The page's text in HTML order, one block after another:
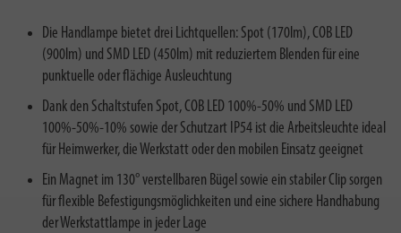
Die Handlampe bietet drei Lichtquellen: Spot (170lm), COB LED
(900lm) und SMD LED (450lm) mit reduziertem Blenden für eine
punktuelle oder flächige Ausleuchtung
Dank den Schaltstufen Spot, COB LED 100%-50% und SMD LED
100%-50%-10% sowie der Schutzart IP54 ist die Arbeitsleuchte ideal
für Heimwerker, die Werkstatt oder den mobilen Einsatz geeignet
Ein Magnet im 130° verstellbaren Bügel sowie ein stabiler Clip sorgen
für flexible Befestigungsmöglichkeiten und eine sichere Handhabung
der Werkstattlampe in jeder Lage